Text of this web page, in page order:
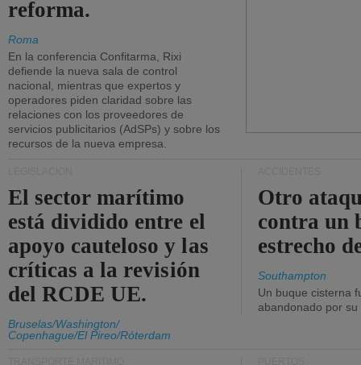
reforma.
Roma
En la conferencia Confitarma, Rixi
defiende la nueva sala de control
nacional, mientras que expertos y
operadores piden claridad sobre las
relaciones con los proveedores de
servicios publicitarios (AdSPs) y sobre los
recursos de la nueva empresa.
El sector marítimo
está dividido entre el
apoyo cauteloso y las
críticas a la revisión
del RCDE UE.
Bruselas/Washington/
Copenhague/El Pireo/Róterdam
Otro
contra un
estrecho
Southampton
Un buque cisterna
abandonado por su